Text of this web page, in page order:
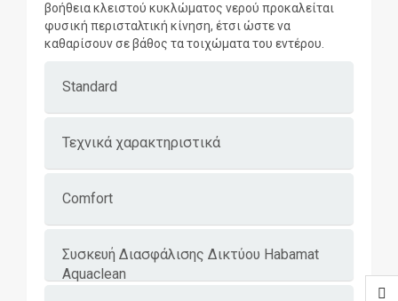
βοήθεια κλειστού κυκλώματος νερού προκαλείται
φυσική περισταλτική κίνηση, έτσι ώστε να
καθαρίσουν σε βάθος τα τοιχώματα του εντέρου.
Standard
Τεχνικά χαρακτηριστικά
Comfort
Συσκευή Διασφάλισης Δικτύου Habamat
Aquaclean